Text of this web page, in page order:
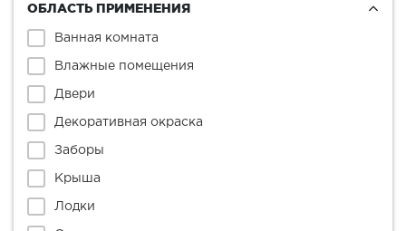
ОБЛАСТЬ ПРИМЕНЕНИЯ
Ванная комната
Влажные помещения
Двери
Декоративная окраска
Заборы
Крыша
Лодки